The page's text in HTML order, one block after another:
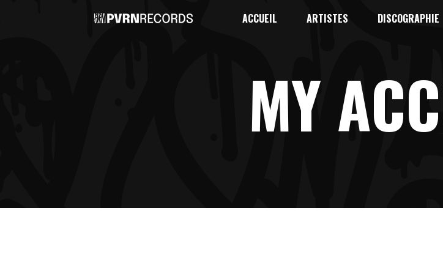
ACCUEIL ARTISTES DISCOGRAPHIE
MY